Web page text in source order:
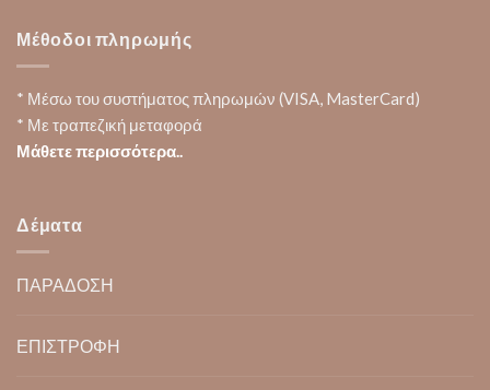
Μέθοδοι πληρωμής
* Μέσω του συστήματος πληρωμών (VISA, MasterCard)
* Με τραπεζική μεταφορά
Μάθετε περισσότερα..
Δέματα
ΠΑΡΑΔΟΣΗ
ΕΠΙΣΤΡΟΦΗ